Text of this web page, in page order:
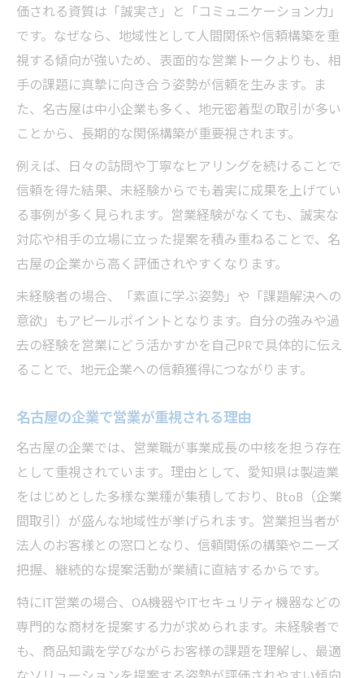
価される資質は「誠実さ」と「コミュニケーション力」
です。なぜなら、地域性として人間関係や信頼構築を重
視する傾向が強いため、表面的な営業トークよりも、相
手の課題に真摯に向き合う姿勢が信頼を生みます。ま
た、名古屋は中小企業も多く、地元密着型の取引が多い
ことから、長期的な関係構築が重要視されます。
例えば、日々の訪問や丁寧なヒアリングを続けることで
信頼を得た結果、未経験からでも着実に成果を上げてい
る事例が多く見られます。営業経験がなくても、誠実な
対応や相手の立場に立った提案を積み重ねることで、名
古屋の企業から高く評価されやすくなります。
未経験者の場合、「素直に学ぶ姿勢」や「課題解決への
意欲」もアピールポイントとなります。自分の強みや過
去の経験を営業にどう活かすかを自己PRで具体的に伝え
ることで、地元企業への信頼獲得につながります。
名古屋の企業で営業が重視される理由
名古屋の企業では、営業職が事業成長の中核を担う存在
として重視されています。理由として、愛知県は製造業
をはじめとした多様な業種が集積しており、BtoB（企業
間取引）が盛んな地域性が挙げられます。営業担当者が
法人のお客様との窓口となり、信頼関係の構築やニーズ
把握、継続的な提案活動が業績に直結するからです。
特にIT営業の場合、OA機器やITセキュリティ機器などの
専門的な商材を提案する力が求められます。未経験者で
も、商品知識を学びながらお客様の課題を理解し、最適